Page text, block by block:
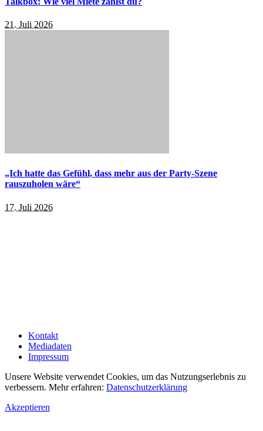
21. Juli 2026
„Ich hatte das Gefühl, dass mehr aus der Party-Szene
rauszuholen wäre“
17. Juli 2026
Kontakt
Mediadaten
Impressum
Unsere Website verwendet Cookies, um das Nutzungserlebnis zu
verbessern. Mehr erfahren: Datenschutzerklärung
Akzeptieren